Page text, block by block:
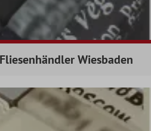
Wiesbaden